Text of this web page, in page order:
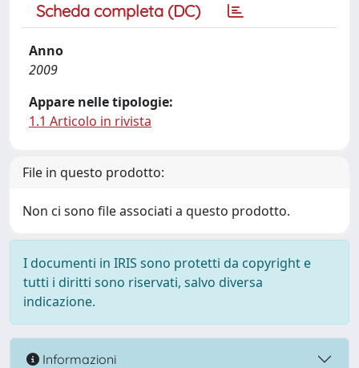
Scheda completa (DC)
Anno
2009
Appare nelle tipologie:
1.1 Articolo in rivista
File in questo prodotto:
Non ci sono file associati a questo prodotto.
I documenti in IRIS sono protetti da copyright e
tutti i diritti sono riservati, salvo diversa
indicazione.
Informazioni